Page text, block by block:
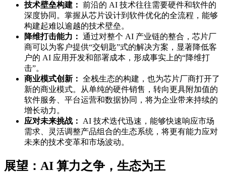
技术壁垒构建： 前沿的 AI 技术往往需要硬件和软件的
深度协同。掌握从芯片设计到软件优化的全流程，能够
构建起难以逾越的技术壁垒。
降维打击能力： 通过对整个 AI 产业链的整合，芯片厂
商可以为客户提供“交钥匙”式的解决方案，显著降低客
户的 AI 应用开发和部署成本，形成事实上的“降维打
击”。
商业模式创新： 全栈生态的构建，也为芯片厂商打开了
新的商业模式。从单纯的硬件销售，转向更具附加值的
软件服务、平台运营和数据协同，将为企业带来持续的
增长动力。
应对未来挑战：
AI 技术迭代迅速，能够快速响应市场
需求、灵活调整产品组合的生态系统，将更有能力应对
未来的技术变革和市场波动。
展望：AI 算力之争，生态为王